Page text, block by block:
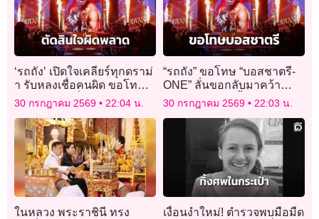
‘รถถัง’ เปิดใจเคลียร์ทุกดราม่
า รับหลงเชื่อคนผิด ขอโทษ
ONE-ชาตรี ลั่นกลับมาทวง
แชมป์โลก
30 กรกฎาคม 2569 22:04 น.
“รถถัง” ขอโทษ “บอสชาตรี-
ONE” ลั่นขอกลับมาคว้า
แชมป์โลกอีกครั้ง
30 กรกฎาคม 2569 22:03 น.
ในหลวง พระราชินี ทรง
เงื่อนงำใหม่! ตำรวจพบมือมืด